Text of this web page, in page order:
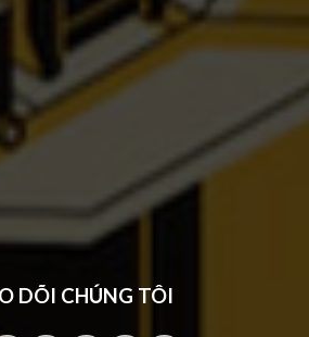
DÕI CHÚNG TÔI